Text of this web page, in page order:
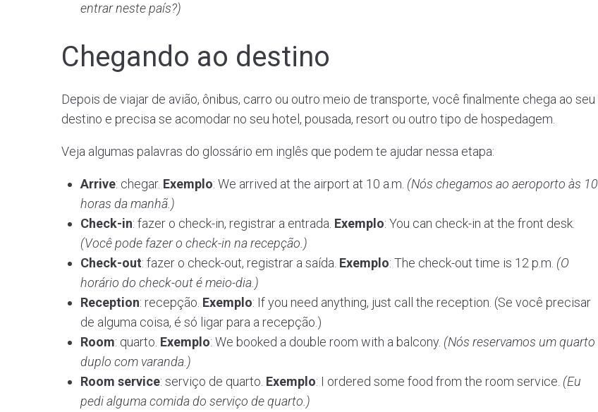
entrar neste país?)
Chegando ao destino
Depois de viajar de avião, ônibus, carro ou outro meio de transporte, você finalmente chega ao seu
destino e precisa se acomodar no seu hotel, pousada, resort ou outro tipo de hospedagem.
Veja algumas palavras do glossário em inglês que podem te ajudar nessa etapa:
Arrive: chegar. Exemplo: We arrived at the airport at 10 a.m. (Nós chegamos ao aeroporto às 10
horas da manhã.)
Check-in: fazer o check-in, registrar a entrada. Exemplo: You can check-in at the front desk.
(Você pode fazer o check-in na recepção.)
Check-out: fazer o check-out, registrar a saída. Exemplo: The check-out time is 12 p.m. (O
horário do check-out é meio-dia.)
Reception: recepção. Exemplo: If you need anything, just call the reception. (Se você precisar
de alguma coisa, é só ligar para a recepção.)
Room: quarto. Exemplo: We booked a double room with a balcony. (Nós reservamos um quarto
duplo com varanda.)
Room service: serviço de quarto. Exemplo: I ordered some food from the room service. (Eu
pedi alguma comida do serviço de quarto.)